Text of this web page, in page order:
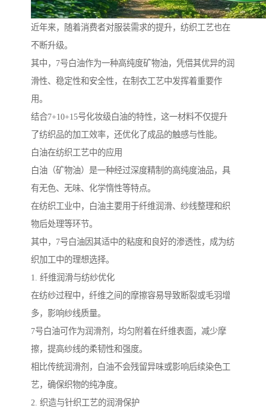
近年来，随着消费者对服装需求的提升，纺织工艺也在
不断升级。
其中，7号白油作为一种高纯度矿物油，凭借其优异的润
滑性、稳定性和安全性，在制衣工艺中发挥着重要作
用。
结合7+10+15号化妆级白油的特性，这一材料不仅提升
了纺织品的加工效率，还优化了成品的触感与性能。
白油在纺织工艺中的应用
白油（矿物油）是一种经过深度精制的高纯度油品，具
有无色、无味、化学惰性等特点。
在纺织工业中，白油主要用于纤维润滑、纱线整理和织
物后处理等环节。
其中，7号白油因其适中的粘度和良好的渗透性，成为纺
织加工中的理想选择。
1. 纤维润滑与纺纱优化
在纺纱过程中，纤维之间的摩擦容易导致断裂或毛羽增
多，影响纱线质量。
7号白油可作为润滑剂，均匀附着在纤维表面，减少摩
擦，提高纱线的柔韧性和强度。
相比传统润滑剂，白油不会残留异味或影响后续染色工
艺，确保织物的纯净度。
2. 织造与针织工艺的润滑保护